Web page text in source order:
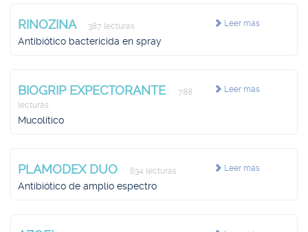
Leer más
RINOZINA 387 lecturas
Antibiótico bactericida en spray
Leer más
BIOGRIP EXPECTORANTE
788
lecturas
Mucolítico
Leer más
PLAMODEX DUO 634 lecturas
Antibiótico de amplio espectro